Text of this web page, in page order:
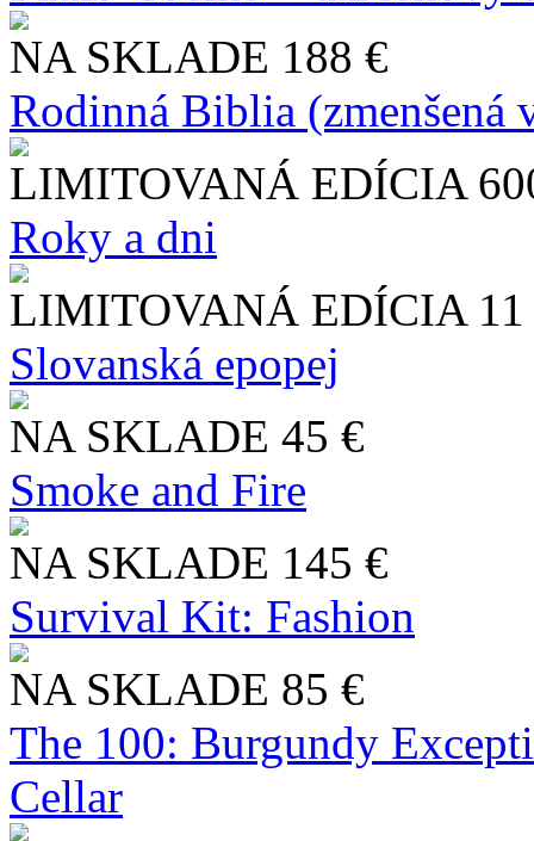
NA SKLADE 188 €
Rodinná Biblia (zmenšená
LIMITOVANÁ EDÍCIA
Roky a dni
LIMITOVANÁ EDÍCIA
Slo​vanská epopej
NA SKLADE 45 €
Smoke and Fire
NA SKLADE 145 €
Survival Kit: Fashion
NA SKLADE 85 €
The 100: Burgundy
Cellar